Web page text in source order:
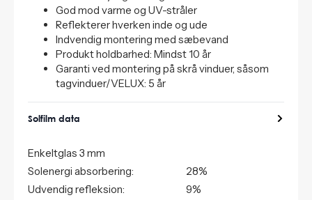
God mod varme og UV-stråler
Reflekterer hverken inde og ude
Indvendig montering med sæbevand
Produkt holdbarhed: Mindst 10 år
Garanti ved montering på skrå vinduer, såsom
tagvinduer/VELUX: 5 år
Solfilm data
Enkeltglas 3 mm
Solenergi absorbering:
28%
Udvendig refleksion:
9%